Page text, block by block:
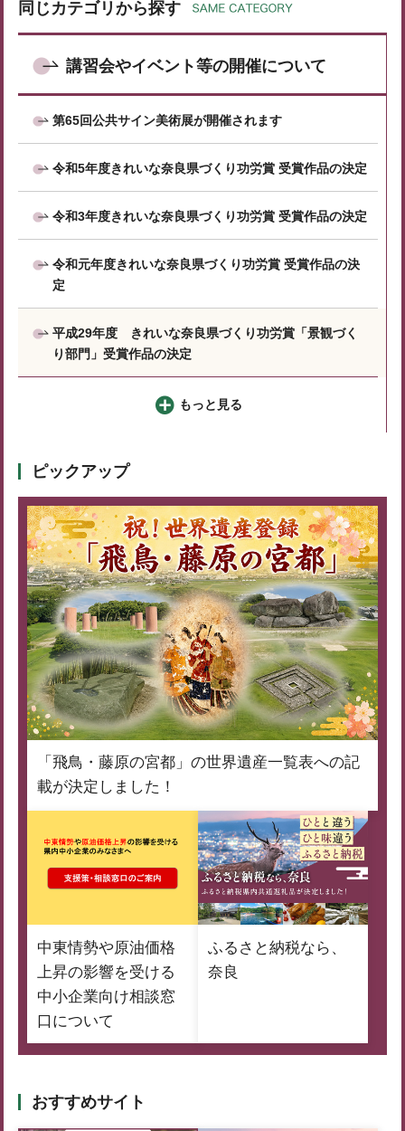
同じカテゴリから探す
講習会やイベント等の開催について
第65回公共サイン美術展が開催されます
令和5年度きれいな奈良県づくり功労賞 受賞作品の決定
令和3年度きれいな奈良県づくり功労賞 受賞作品の決定
令和元年度きれいな奈良県づくり功労賞 受賞作品の決
定
平成29年度 きれいな奈良県づくり功労賞「景観づく
り部門」受賞作品の決定
もっと見る
ピックアップ
「飛鳥・藤原の宮都」の世界遺産一覧表への記
載が決定しました！
中東情勢や原油価格
上昇の影響を受ける
中小企業向け相談窓
口について
ふるさと納税なら、
奈良
おすすめサイト